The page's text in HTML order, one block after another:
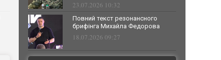
23.07.2026 10:32
Повний текст резонансного
брифінга Михайла Федорова
18.07.2026 09:27